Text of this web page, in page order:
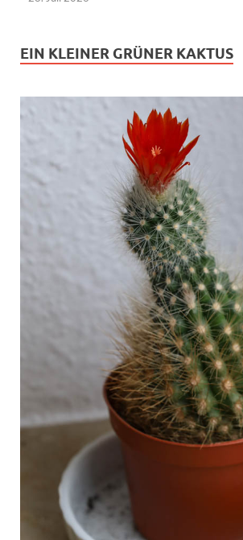
EIN KLEINER GRÜNER KAKTUS